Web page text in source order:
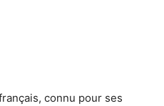
connu pour ses